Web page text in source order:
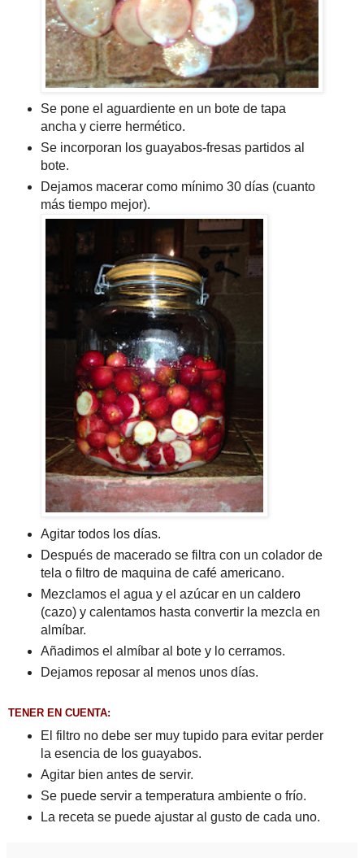
Se pone el aguardiente en un bote de tapa
ancha y cierre hermético.
Se incorporan los guayabos-fresas partidos al
bote.
Dejamos macerar como mínimo 30 días (cuanto
más tiempo mejor).
Agitar todos los días.
Después de macerado se filtra con un colador de
tela o filtro de maquina de café americano.
Mezclamos el agua y el azúcar en un caldero
(cazo) y calentamos hasta convertir la mezcla en
almíbar.
Añadimos el almíbar al bote y lo cerramos.
Dejamos reposar al menos unos días.
TENER EN CUENTA:
El filtro no debe ser muy tupido para evitar perder
la esencia de los guayabos.
Agitar bien antes de servir.
Se puede servir a temperatura ambiente o frío.
La receta se puede ajustar al gusto de cada uno.